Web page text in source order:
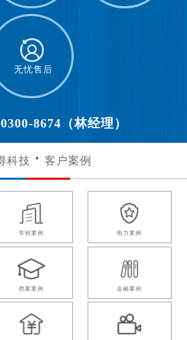
无忧售后
8674（林经理）
科技 客户案例
学校案例 电力案例
档案案例 金融案例